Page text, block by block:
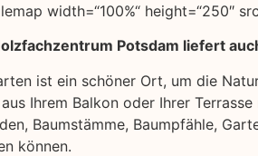
width=“100%“ height=“250″
Potsdam liefert
ist ein schöner Ort, um die
Ihrem Balkon oder Ihrer
Baumstämme, Baumpfähle,
können.